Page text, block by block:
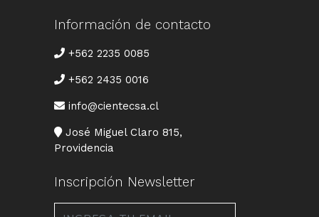
Información de contacto
TELÉFONO
+562 2235 0085
+562 2435 0016
CORREO
info@cientecsa.cl
DIRECCIÓN
José Miguel Claro 815,
Providencia
Inscripción Newsletter